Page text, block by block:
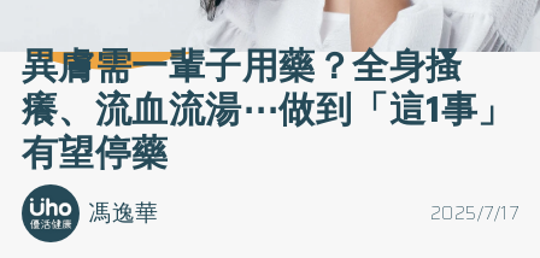
異膚需一輩子用藥？全身搔
癢、流血流湯⋯做到「這1事」
有望停藥
2025/7/17
馮逸華